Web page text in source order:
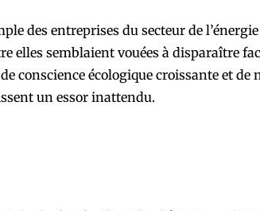
des entreprises du secteur de
elles semblaient vouées à disparaître
conscience écologique croissante et
un essor inattendu.